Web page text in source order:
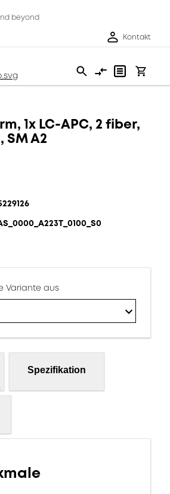
beyond
Kontakt
1x LC-APC, 2 fiber,
SM A2
Variante aus
Spezifikation